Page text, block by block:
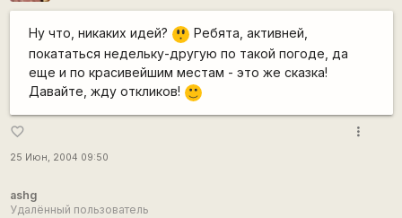
Ну что, никаких идей?
=8
O
Ребята, активней,
покататься недельку-другую по такой погоде, да
еще и по красивейшим местам - это же сказка!
Давайте, жду откликов!
:)
favorite_border
25 Июн, 2004 09:50
more_vert
ashg
Удалённый пользователь